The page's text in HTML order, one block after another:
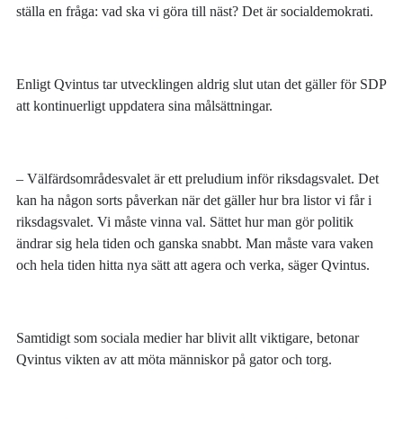
ställa en fråga: vad ska vi göra till näst? Det är socialdemokrati.
Enligt Qvintus tar utvecklingen aldrig slut utan det gäller för SDP
att kontinuerligt uppdatera sina målsättningar.
– Välfärdsområdesvalet är ett preludium inför riksdagsvalet. Det
kan ha någon sorts påverkan när det gäller hur bra listor vi får i
riksdagsvalet. Vi måste vinna val. Sättet hur man gör politik
ändrar sig hela tiden och ganska snabbt. Man måste vara vaken
och hela tiden hitta nya sätt att agera och verka, säger Qvintus.
Samtidigt som sociala medier har blivit allt viktigare, betonar
Qvintus vikten av att möta människor på gator och torg.